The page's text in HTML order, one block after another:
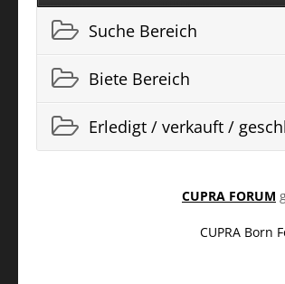
Suche Bereich
Biete Bereich
Erledigt / verkauft /
CUPRA FORUM
CUPRA Born